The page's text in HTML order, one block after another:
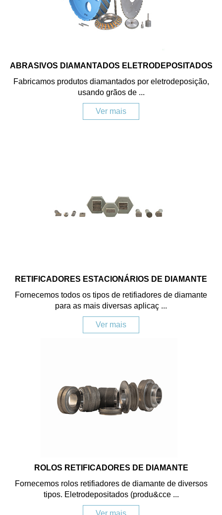
ABRASIVOS DIAMANTADOS ELETRODEPOSITADOS
Fabricamos produtos diamantados por eletrodeposição,
usando grãos de ...
Ver mais
RETIFICADORES ESTACIONÁRIOS DE DIAMANTE
Fornecemos todos os tipos de retifiadores de diamante
para as mais diversas aplicaç ...
Ver mais
ROLOS RETIFICADORES DE DIAMANTE
Fornecemos rolos retifiadores de diamante de diversos
tipos. Eletrodepositados (produ&cce ...
Ver mais